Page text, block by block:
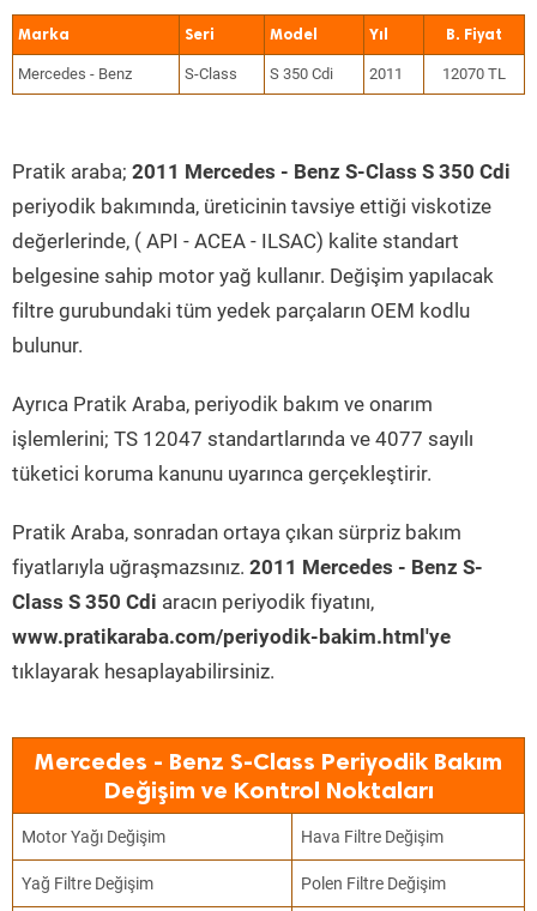
Marka Seri Model Yıl
Mercedes - Benz S-Class S 350 Cdi 2011 12070 TL
Pratik araba; 2011 Mercedes - Benz S-Class S 350 Cdi
periyodik bakımında, üreticinin tavsiye ettiği viskotize
değerlerinde, ( API - ACEA - ILSAC) kalite standart
belgesine sahip motor yağ kullanır. Değişim yapılacak
filtre gurubundaki tüm yedek parçaların OEM kodlu
bulunur.
Ayrıca Pratik Araba, periyodik bakım ve onarım
işlemlerini; TS 12047 standartlarında ve 4077 sayılı
tüketici koruma kanunu uyarınca gerçekleştirir.
Pratik Araba, sonradan ortaya çıkan sürpriz bakım
fiyatlarıyla uğraşmazsınız. 2011 Mercedes - Benz S-
Class S 350 Cdi aracın periyodik fiyatını,
www.pratikaraba.com/periyodik-bakim.html'ye
tıklayarak hesaplayabilirsiniz.
Mercedes - Benz S-Class Periyodik Bakım
Değişim ve Kontrol Noktaları
Motor Yağı Değişim Hava Filtre Değişim
Yağ Filtre Değişim Polen Filtre Değişim